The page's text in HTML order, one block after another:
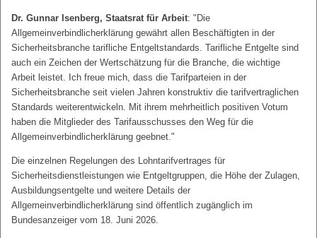
Dr. Gunnar Isenberg, Staatsrat für Arbeit: "Die
Allgemeinverbindlicherklärung gewährt allen Beschäftigten in der
Sicherheitsbranche tarifliche Entgeltstandards. Tarifliche Entgelte sind
auch ein Zeichen der Wertschätzung für die Branche, die wichtige
Arbeit leistet. Ich freue mich, dass die Tarifparteien in der
Sicherheitsbranche seit vielen Jahren konstruktiv die tarifvertraglichen
Standards weiterentwickeln. Mit ihrem mehrheitlich positiven Votum
haben die Mitglieder des Tarifausschusses den Weg für die
Allgemeinverbindlicherklärung geebnet."
Die einzelnen Regelungen des Lohntarifvertrages für
Sicherheitsdienstleistungen wie Entgeltgruppen, die Höhe der Zulagen,
Ausbildungsentgelte und weitere Details der
Allgemeinverbindlicherklärung sind öffentlich zugänglich im
Bundesanzeiger vom 18. Juni 2026.